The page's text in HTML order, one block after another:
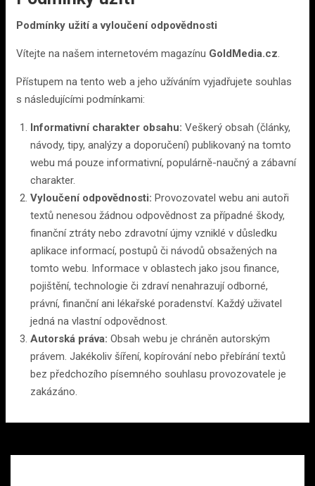
Podmínky užití a vyloučení odpovědnosti
Vítejte na našem internetovém magazínu GoldMedia.cz.
Přístupem na tento web a jeho užíváním vyjadřujete souhlas
s následujícími podmínkami:
Informativní charakter obsahu: Veškerý obsah (články,
návody, tipy, analýzy a doporučení) publikovaný na tomto
webu má pouze informativní, populárně-naučný a zábavní
charakter.
Vyloučení odpovědnosti: Provozovatel webu ani autoři
textů nenesou žádnou odpovědnost za případné škody,
finanční ztráty nebo zdravotní újmy vzniklé v důsledku
aplikace informací, postupů či návodů obsažených na
tomto webu. Informace v oblastech jako jsou finance,
pojištění, technologie či zdraví nenahrazují odborné,
právní, finanční ani lékařské poradenství. Každý uživatel
jedná na vlastní odpovědnost.
Autorská práva: Obsah webu je chráněn autorským
právem. Jakékoliv šíření, kopírování nebo přebírání textů
bez předchozího písemného souhlasu provozovatele je
zakázáno.